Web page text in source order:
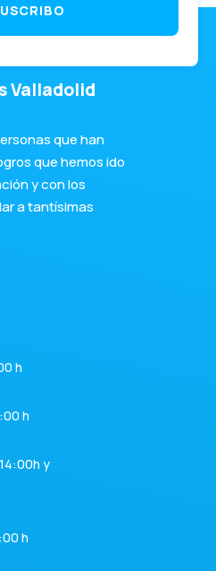
Valladolid
que han
que hemos ido
y con los
a tantísimas
h
h
y
h